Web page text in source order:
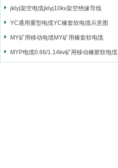
缆
jklyj架空电缆jklyj10kv架空绝缘导线
YC通用重型电缆YC橡套软电缆示意图
MY矿用移动电缆MY矿用橡套软电缆
MYP电缆0.66/1.14kv矿用移动橡胶软电缆